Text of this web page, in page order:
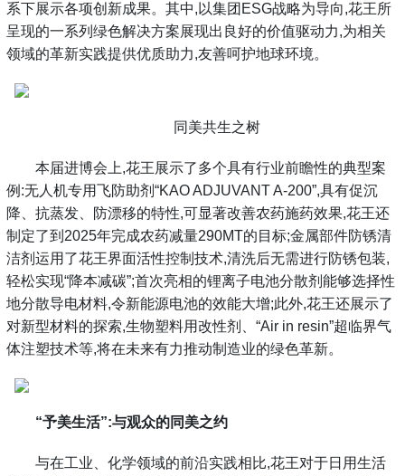
系下展示各项创新成果。其中,以集团ESG战略为导向,花王所
呈现的一系列绿色解决方案展现出良好的价值驱动力,为相关
领域的革新实践提供优质助力,友善呵护地球环境。
同美共生之树
本届进博会上,花王展示了多个具有行业前瞻性的典型案
例:无人机专用飞防助剂“KAO ADJUVANT A-200”,具有促沉
降、抗蒸发、防漂移的特性,可显著改善农药施药效果,花王还
制定了到2025年完成农药减量290MT的目标;金属部件防锈清
洁剂运用了花王界面活性控制技术,清洗后无需进行防锈包装,
轻松实现“降本减碳”;首次亮相的锂离子电池分散剂能够选择性
地分散导电材料,令新能源电池的效能大增;此外,花王还展示了
对新型材料的探索,生物塑料用改性剂、“Air in resin”超临界气
体注塑技术等,将在未来有力推动制造业的绿色革新。
“予美生活”:与观众的同美之约
与在工业、化学领域的前沿实践相比,花王对于日用生活